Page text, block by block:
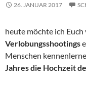
26. JANUAR 2017
heute möchte ich
Verlobungsshootings
Menschen
Jahres die Hochzeit